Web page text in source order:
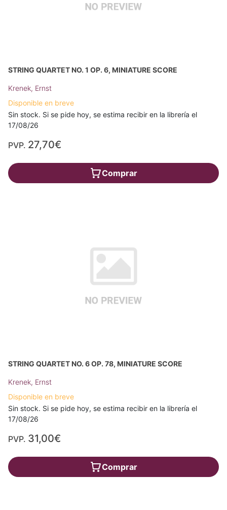
STRING QUARTET NO. 1 OP. 6, MINIATURE SCORE
Krenek, Ernst
Disponible en breve
Sin stock. Si se pide hoy, se estima recibir en la librería el
17/08/26
PVP. 27,70€
Comprar
STRING QUARTET NO. 6 OP. 78, MINIATURE SCORE
Krenek, Ernst
Disponible en breve
Sin stock. Si se pide hoy, se estima recibir en la librería el
17/08/26
PVP. 31,00€
Comprar